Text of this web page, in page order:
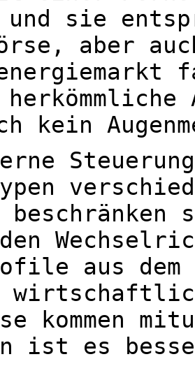
sie
aber
kein
aus dem
kommen
ist es